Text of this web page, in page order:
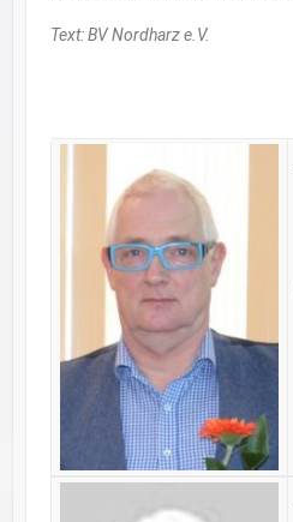
Text: BV Nordharz e.V.